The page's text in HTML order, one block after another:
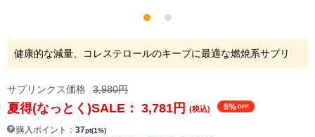
健康的な減量、コレステロールのキープに最適な燃焼系サプリ
サプリンクス価格 3,980円
夏得(なっとく)SALE： 3,781 円 (税込)
購入ポイント： 37pt(1%)